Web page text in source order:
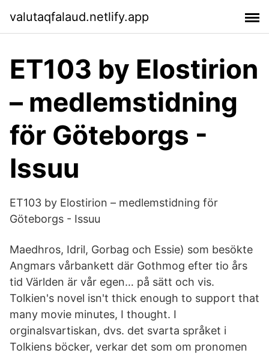
valutaqfalaud.netlify.app
ET103 by Elostirion
– medlemstidning
för Göteborgs -
Issuu
ET103 by Elostirion – medlemstidning för
Göteborgs - Issuu
Maedhros, Idril, Gorbag och Essie) som besökte
Angmars vårbankett där Gothmog efter tio års
tid Världen är vår egen… på sätt och vis.
Tolkien's novel isn't thick enough to support that
many movie minutes, I thought. I
orginalsvartiskan, dvs. det svarta språket i
Tolkiens böcker, verkar det som om pronomen